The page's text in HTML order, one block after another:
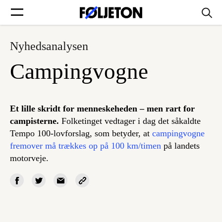
Forsider
Føljetoner
Søg
Nyhedsanalysen
Campingvogne
Et lille skridt for menneskeheden – men rart for
campisterne. Folketinget vedtager i dag det såkaldte
Tempo 100-lovforslag, som betyder, at campingvogne
fremover må trækkes op på 100 km/timen på landets
motorveje.